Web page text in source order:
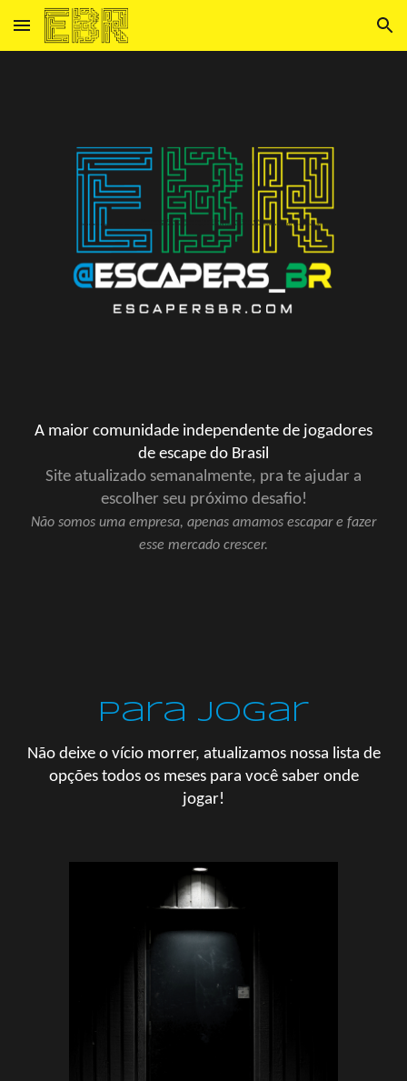
Skip to main content Skip to navigation
@escapers_br | EscapersBR | Escape Room | Escape Game | Salas de fuga
Encontre todas as salas de escape room pelo Brasil e entre para o grupo de whatsapp mais viciado que existe no país. Escapers BR Escapes BR
A maior comunidade independente de jogadores
de escape do Brasil
Site atualizado semanalmente, pra te ajudar a
escolher seu próximo desafio!
Não somos uma empresa, apenas amamos escapar e fazer
esse mercado crescer.
Para jogar
Não deixe o vício morrer, atualizamos nossa lista de
opções todos os meses para você saber onde
jogar!